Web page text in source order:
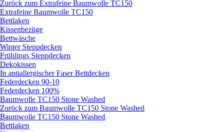
Zurück zum Extrafeine Baumwolle TC150
Extrafeine Baumwolle TC150
Bettlaken
Kissenbezüge
Bettwäsche
Winter Steppdecken
Frühlings Steppdecken
Dekokissen
In antiallergischer Faser Bettdecken
Federdecken 90-10
Federdecken 100%
Baumwolle TC150 Stone Washed
Zurück zum Baumwolle TC150 Stone Washed
Baumwolle TC150 Stone Washed
Bettlaken